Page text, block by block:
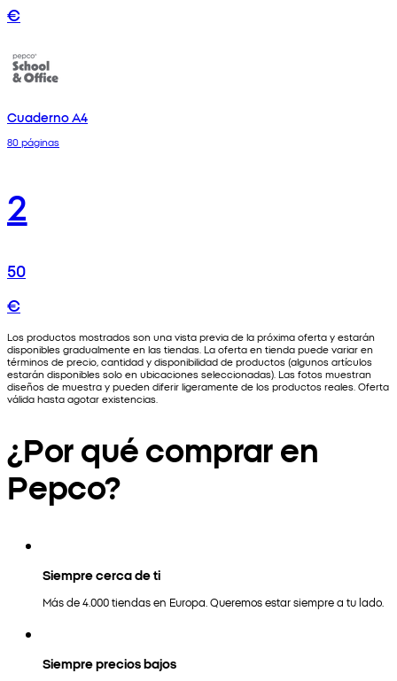
€
Cuaderno A4
80 páginas
2
50
€
Los productos mostrados son una vista previa de la próxima oferta y estarán
disponibles gradualmente en las tiendas. La oferta en tienda puede variar en
términos de precio, cantidad y disponibilidad de productos (algunos artículos
estarán disponibles solo en ubicaciones seleccionadas). Las fotos muestran
diseños de muestra y pueden diferir ligeramente de los productos reales. Oferta
válida hasta agotar existencias.
¿Por qué comprar en
Pepco?
Siempre cerca de ti
Más de 4.000 tiendas en Europa. Queremos estar siempre a tu lado.
Siempre precios bajos